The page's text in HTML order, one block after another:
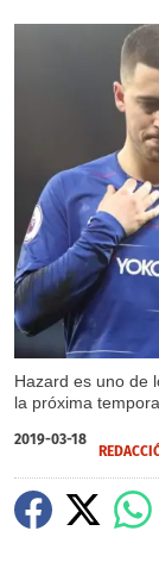
Hazard es uno de
la próxima
2019-03-18